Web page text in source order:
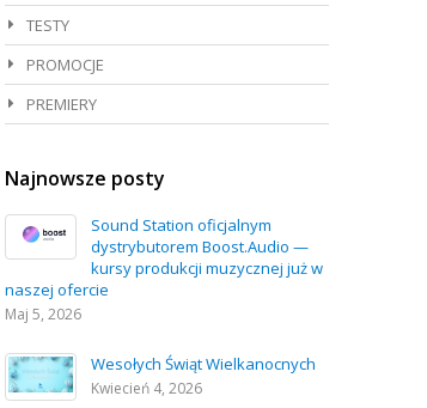
TESTY
PROMOCJE
PREMIERY
Najnowsze posty
Sound Station oficjalnym
dystrybutorem Boost.Audio —
kursy produkcji muzycznej już w
naszej ofercie
Maj 5, 2026
Wesołych Świąt Wielkanocnych
Kwiecień 4, 2026